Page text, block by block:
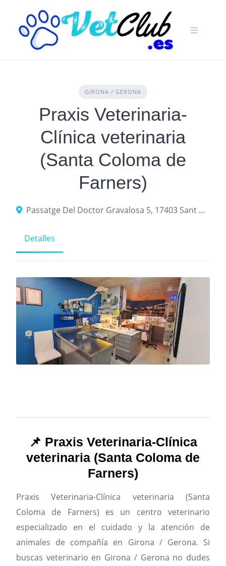
content
GIRONA / GERONA
Praxis Veterinaria-
Clínica veterinaria
(Santa Coloma de
Farners)
Passatge Del Doctor Gravalosa 5, 17403 Sant Hilari Sacalm, provincia de Gerona, España
Detalles
📌 Praxis Veterinaria-Clínica
veterinaria (Santa Coloma de
Farners)
Praxis Veterinaria-Clínica veterinaria (Santa
Coloma de Farners) es un centro veterinario
especializado en el cuidado y la atención de
animales de compañía en Girona / Gerona. Si
buscas veterinario en Girona / Gerona no dudes